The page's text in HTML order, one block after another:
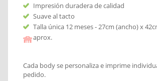
Impresión duradera de calidad
Suave al tacto
Talla única 12 meses - 27cm (ancho) x
aprox.
Cada body se personaliza e imprime
pedido.